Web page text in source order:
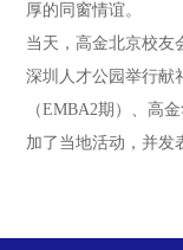
厚的同窗情谊。
当天，高金北京校友
深圳人才公园举行献
（EMBA2期）、高
加了当地活动，并发